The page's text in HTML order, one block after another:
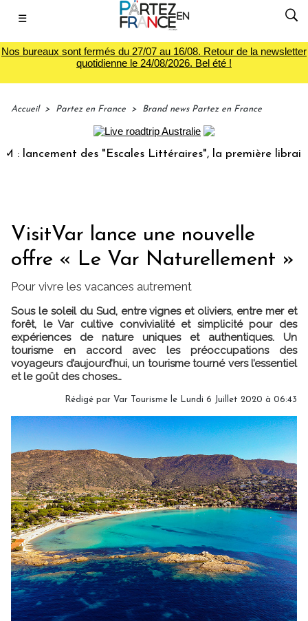
☰
Nos bureaux sont fermés du 27/07 au 16/08. Retour de la newsletter
quotidienne le 24/08/2026. Bel été !
Accueil > Partez en France > Brand news Partez en France
des "Escales Littéraires", la première librairie du
VisitVar lance une nouvelle
offre « Le Var Naturellement »
Pour vivre les vacances autrement
Sous le soleil du Sud, entre vignes et oliviers, entre mer et
forêt, le Var cultive convivialité et simplicité pour des
expériences de nature uniques et authentiques. Un
tourisme en accord avec les préoccupations des
voyageurs d’aujourd’hui, un tourisme tourné vers l’essentiel
et le goût des choses…
Rédigé par Var Tourisme le Lundi 6 Juillet 2020 à 06:43